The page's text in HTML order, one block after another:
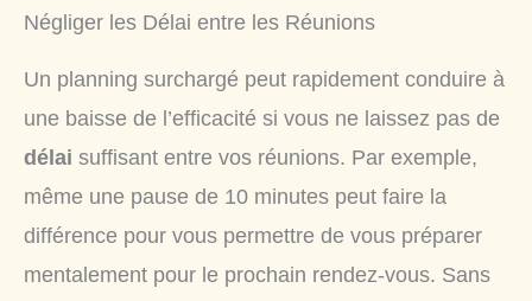
Négliger les Délai entre les Réunions
Un planning surchargé peut rapidement conduire à
une baisse de l’efficacité si vous ne laissez pas de
délai suffisant entre vos réunions. Par exemple,
même une pause de 10 minutes peut faire la
différence pour vous permettre de vous préparer
mentalement pour le prochain rendez-vous. Sans